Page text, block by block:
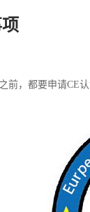
前，都要申请CE